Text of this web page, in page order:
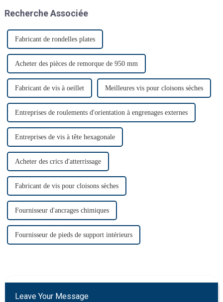
Recherche Associée
Fabricant de rondelles plates
Acheter des pièces de remorque de 950 mm
Fabricant de vis à oeillet Meilleures vis pour cloisons sèches
Entreprises de roulements d'orientation à engrenages externes
Entreprises de vis à tête hexagonale
Acheter des crics d'atterrissage
Fabricant de vis pour cloisons sèches
Fournisseur d'ancrages chimiques
Fournisseur de pieds de support intérieurs
Leave Your Message